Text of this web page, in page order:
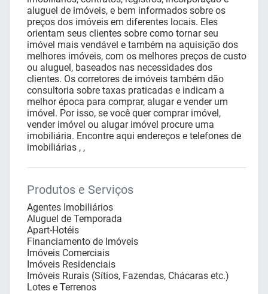
aluguel de imóveis, e bem informados sobre os
preços dos imóveis em diferentes locais. Eles
orientam seus clientes sobre como tornar seu
imóvel mais vendável e também na aquisição dos
melhores imóveis, com os melhores preços de custo
ou aluguel, baseados nas necessidades dos
clientes. Os corretores de imóveis também dão
consultoria sobre taxas praticadas e indicam a
melhor época para comprar, alugar e vender um
imóvel. Por isso, se você quer comprar imóvel,
vender imóvel ou alugar imóvel procure uma
imobiliária. Encontre aqui endereços e telefones de
imobiliárias , ,
Produtos e Serviços
Agentes Imobiliários
Aluguel de Temporada
Apart-Hotéis
Financiamento de Imóveis
Imóveis Comerciais
Imóveis Residenciais
Imóveis Rurais (Sítios, Fazendas, Chácaras etc.)
Lotes e Terrenos